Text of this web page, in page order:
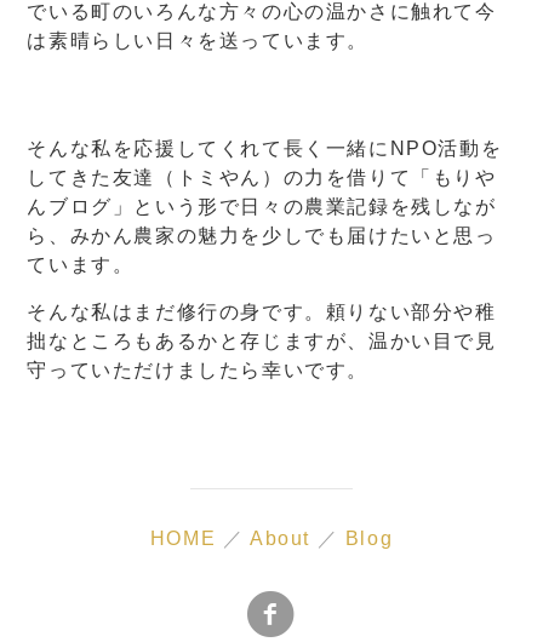
でいる町のいろんな方々の心の温かさに触れて今
は素晴らしい日々を送っています。
そんな私を応援してくれて長く一緒にNPO活動を
してきた友達（トミやん）の力を借りて「もりや
んブログ」という形で日々の農業記録を残しなが
ら、みかん農家の魅力を少しでも届けたいと思っ
ています。
そんな私はまだ修行の身です。頼りない部分や稚
拙なところもあるかと存じますが、温かい目で見
守っていただけましたら幸いです。
HOME ／ About ／ Blog